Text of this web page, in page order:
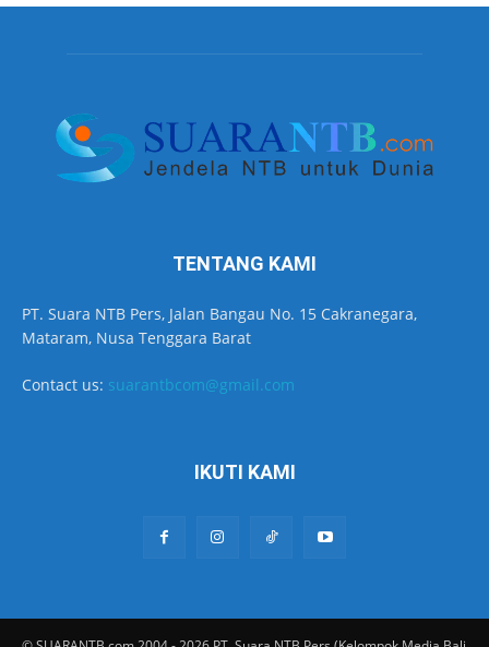
TENTANG KAMI
PT. Suara NTB Pers, Jalan Bangau No. 15 Cakranegara,
Mataram, Nusa Tenggara Barat
Contact us: suarantbcom@gmail.com
IKUTI KAMI